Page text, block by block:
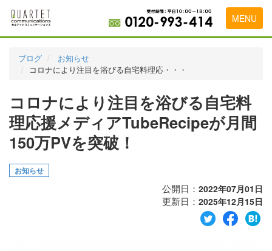
MENU
料金表
実績・お客様の声
初めて導入をお考えの方
代理店の乗り換えをお考えの方
広告代理店・HP制作会社様へ
ブログ
お知らせ
コロナにより注目を浴びる自宅料理応・・・
コロナにより注目を浴びる自宅料
理応援メディアTubeRecipeが月間
150万PVを突破！
お知らせ
公開日： 2022年07月01日
更新日： 2025年12月15日